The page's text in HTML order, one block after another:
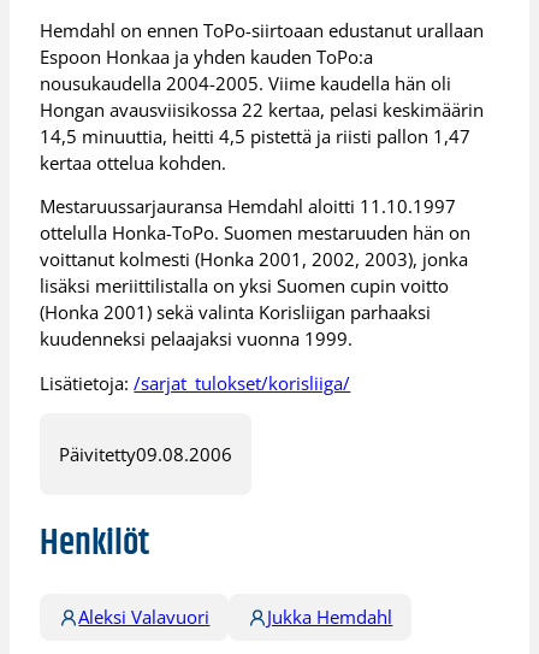
Hemdahl on ennen ToPo-siirtoaan edustanut urallaan
Espoon Honkaa ja yhden kauden ToPo:a
nousukaudella 2004-2005. Viime kaudella hän oli
Hongan avausviisikossa 22 kertaa, pelasi keskimäärin
14,5 minuuttia, heitti 4,5 pistettä ja riisti pallon 1,47
kertaa ottelua kohden.
Mestaruussarjauransa Hemdahl aloitti 11.10.1997
ottelulla Honka-ToPo. Suomen mestaruuden hän on
voittanut kolmesti (Honka 2001, 2002, 2003), jonka
lisäksi meriittilistalla on yksi Suomen cupin voitto
(Honka 2001) sekä valinta Korisliigan parhaaksi
kuudenneksi pelaajaksi vuonna 1999.
Lisätietoja:/sarjat_tulokset/korisliiga/
Päivitetty09.08.2006
Henkilöt
Aleksi Valavuori Jukka Hemdahl